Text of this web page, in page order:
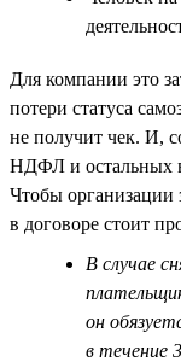
Для компании это
потери статуса
не получит чек. И,
НДФЛ и остальных
Чтобы организации
в договоре стоит
В случае
он
в течение